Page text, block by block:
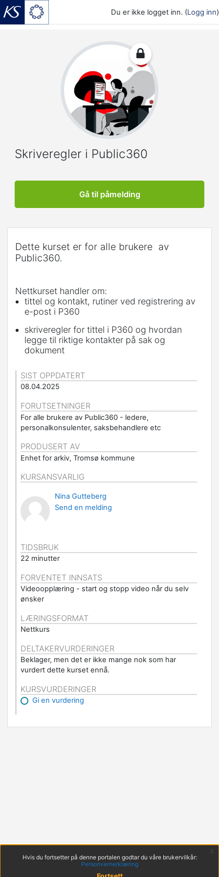
Du er ikke logget inn. (Logg inn)
Skriveregler i Public360
Gå til påmelding
Dette kurset er for alle brukere av
Public360.
Nettkurset handler om:
tittel og kontakt, rutiner ved registrering av
e-post i P360
skriveregler for tittel i P360 og hvordan
legge til riktige kontakter på sak og
dokument
SIST OPPDATERT
08.04.2025
FORUTSETNINGER
For alle brukere av Public360 - ledere,
personalkonsulenter, saksbehandlere etc
PRODUSERT AV
Enhet for arkiv, Tromsø kommune
KURSANSVARLIG
Nina Gutteberg
Send en melding
TIDSBRUK
22 minutter
FORVENTET INNSATS
Videoopplæring - start og stopp video når du selv
ønsker
LÆRINGSFORMAT
Nettkurs
DELTAKERVURDERINGER
Beklager, men det er ikke mange nok som har
vurdert dette kurset ennå.
KURSVURDERINGER
Gi en vurdering
Hvis du fortsetter på denne portalen godtar du våre brukervilkår:
Personvernerklæring
x